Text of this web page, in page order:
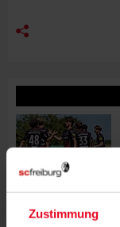
Zustimmung